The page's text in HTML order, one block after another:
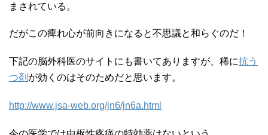
まされている。
だがこの痺れ心が前向きになると不思議と和らぐのだ！
下記の脳外科医のサイトにも書いてありますが、稀に抗う
つ剤 が効くのはそのためだと思います。
http://www.jsa-web.org/jn6/jn6a.html